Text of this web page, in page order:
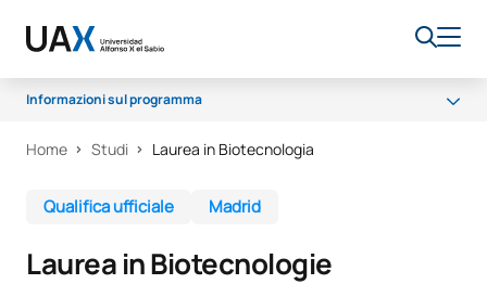
Informazioni sul programma
Programma
Home Studi Laurea in Biotecnologia
Qualifica ufficiale Madrid
Laurea in Biotecnologie